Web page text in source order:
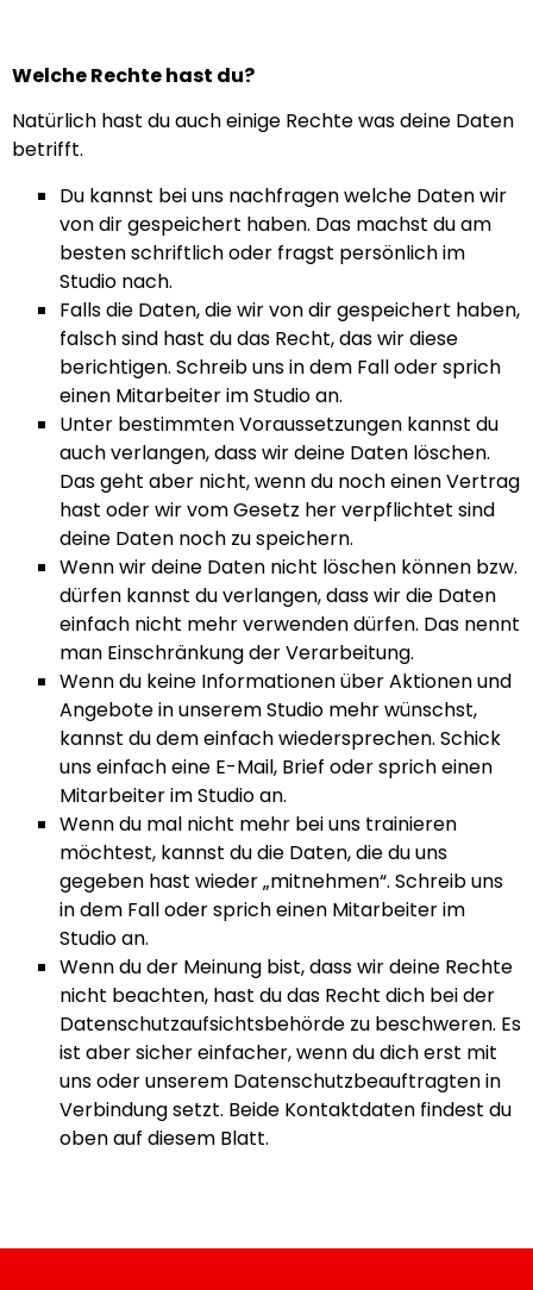
Welche Rechte hast du?
Natürlich hast du auch einige Rechte was deine Daten
betrifft.
Du kannst bei uns nachfragen welche Daten wir
von dir gespeichert haben. Das machst du am
besten schriftlich oder fragst persönlich im
Studio nach.
Falls die Daten, die wir von dir gespeichert haben,
falsch sind hast du das Recht, das wir diese
berichtigen. Schreib uns in dem Fall oder sprich
einen Mitarbeiter im Studio an.
Unter bestimmten Voraussetzungen kannst du
auch verlangen, dass wir deine Daten löschen.
Das geht aber nicht, wenn du noch einen Vertrag
hast oder wir vom Gesetz her verpflichtet sind
deine Daten noch zu speichern.
Wenn wir deine Daten nicht löschen können bzw.
dürfen kannst du verlangen, dass wir die Daten
einfach nicht mehr verwenden dürfen. Das nennt
man Einschränkung der Verarbeitung.
Wenn du keine Informationen über Aktionen und
Angebote in unserem Studio mehr wünschst,
kannst du dem einfach wiedersprechen. Schick
uns einfach eine E-Mail, Brief oder sprich einen
Mitarbeiter im Studio an.
Wenn du mal nicht mehr bei uns trainieren
möchtest, kannst du die Daten, die du uns
gegeben hast wieder „mitnehmen“. Schreib uns
in dem Fall oder sprich einen Mitarbeiter im
Studio an.
Wenn du der Meinung bist, dass wir deine Rechte
nicht beachten, hast du das Recht dich bei der
Datenschutzaufsichtsbehörde zu beschweren. Es
ist aber sicher einfacher, wenn du dich erst mit
uns oder unserem Datenschutzbeauftragten in
Verbindung setzt. Beide Kontaktdaten findest du
oben auf diesem Blatt.